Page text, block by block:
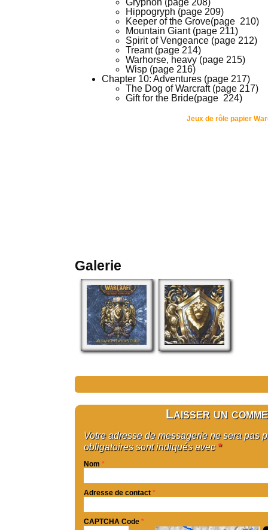
Gryphon (page 208)
Hippogryph (page 209)
Keeper of the Grove(page 210)
Mountain Giant (page 211)
Spirit of Vengeance (page 212)
Treant (page 214)
Warhorse, heavy (page 215)
Wisp (page 216)
Chapter 10: Adventures (page 217)
The Dog of Warcraft (page 217)
Gift for the Bride(page 224)
Jeux de rôle papier
Galerie
Laisser un
Votre adresse de messagerie ne sera pas
obligatoires sont indiqués avec *
Nom *
Adresse de contact *
CAPTCHA Code *